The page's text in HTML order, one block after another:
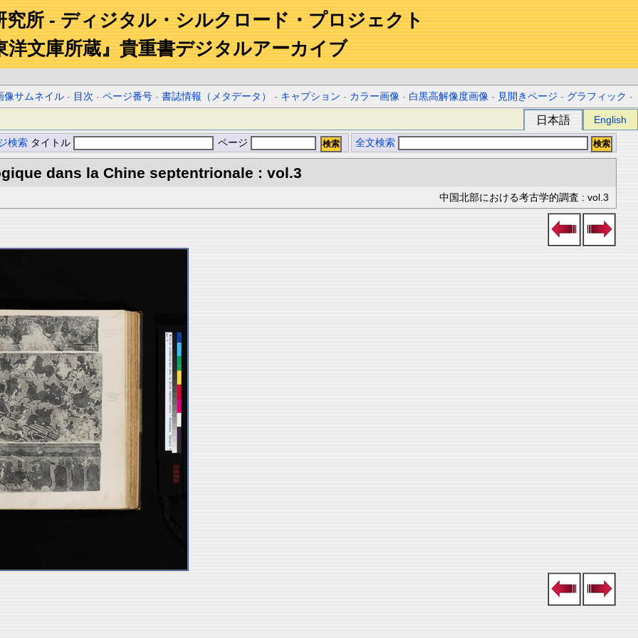
究所 - ディジタル・シルクロード・プロジェクト
洋文庫所蔵』貴重書デジタルアーカイブ
像サムネイル - 目次 -ページ番号 -書誌情報（メタデータ） - キャプション - カラー画像 - 白黒高解像度画像 - 見開きページ - グラフィック -
日本語 English
検索 タイトル ページ 全文検索
dans la Chine septentrionale : vol.3
中国北部における考古学的調査 : vol.3